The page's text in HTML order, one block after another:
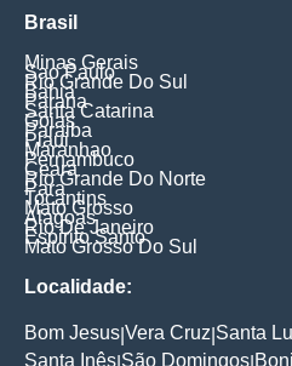
Brasil
Minas Gerais
Sao Paulo
Rio Grande Do Sul
Bahia
Parana
Santa Catarina
Goias
Paraiba
Piaui
Maranhao
Pernambuco
Ceara
Rio Grande Do Norte
Para
Tocantins
Mato Grosso
Alagoas
Rio De Janeiro
Espirito Santo
Mato Grosso Do Sul
Localidade:
Bom Jesus Vera Cruz Santa
Santa Inês São Domingos